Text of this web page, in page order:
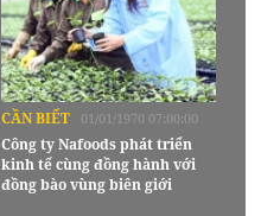
CẦN BIẾT 01/01/1970 07:00:00
Công ty Nafoods phát triển
kinh tế cùng đồng hành với
đồng bào vùng biên giới